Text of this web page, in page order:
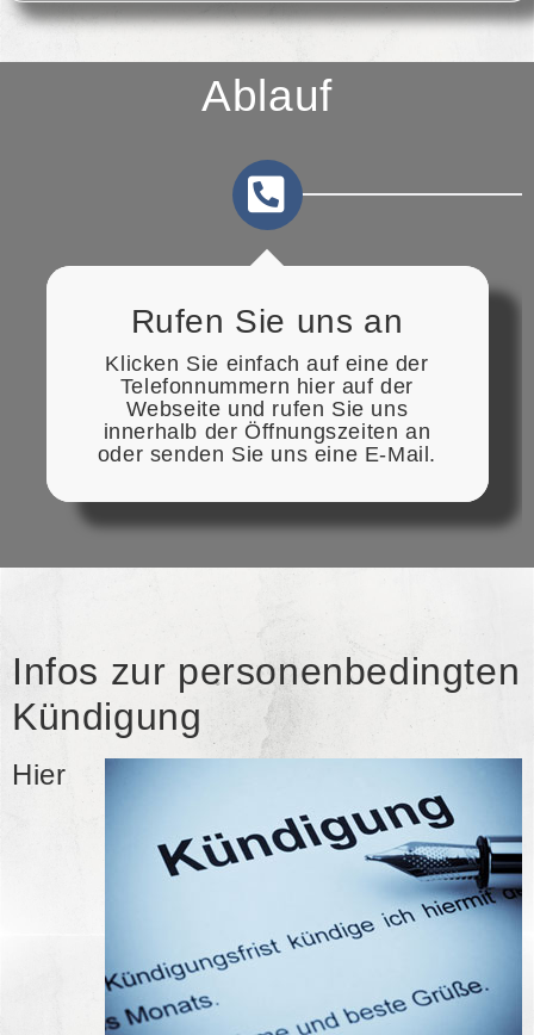
Ablauf
Rufen Sie uns an
Klicken Sie einfach auf eine der
Telefonnummern hier auf der
Webseite und rufen Sie uns
innerhalb der Öffnungszeiten an
oder senden Sie uns eine E-Mail.
Infos zur personenbedingten
Kündigung
Hier